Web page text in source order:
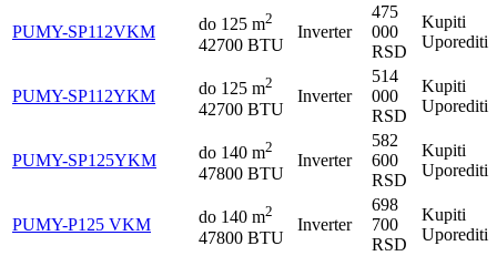
PUMY-SP112VKM do 125 m2
42700 BTU
Inverter
475
000
RSD
Kupiti
Uporediti
PUMY-SP112YKM do 125 m2
42700 BTU
Inverter
514
000
RSD
Kupiti
Uporediti
PUMY-SP125YKM do 140 m2
47800 BTU
Inverter
582
600
RSD
Kupiti
Uporediti
PUMY-P125 VKM do 140 m2
47800 BTU
Inverter
698
700
RSD
Kupiti
Uporediti